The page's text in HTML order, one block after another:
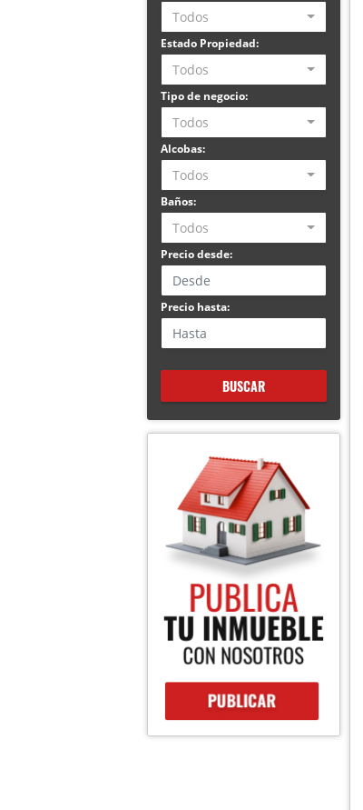
Todos
Estado Propiedad:
Todos
Tipo de negocio:
Todos
Alcobas:
Todos
Baños:
Todos
Precio desde:
Precio hasta:
BUSCAR